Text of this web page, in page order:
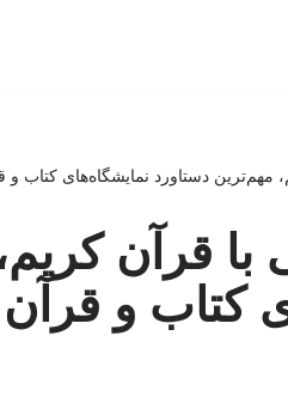
مهم‌ترین دستاورد نمایشگاه‌های کتاب
قرآن
کتاب و